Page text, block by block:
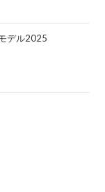
デル2025